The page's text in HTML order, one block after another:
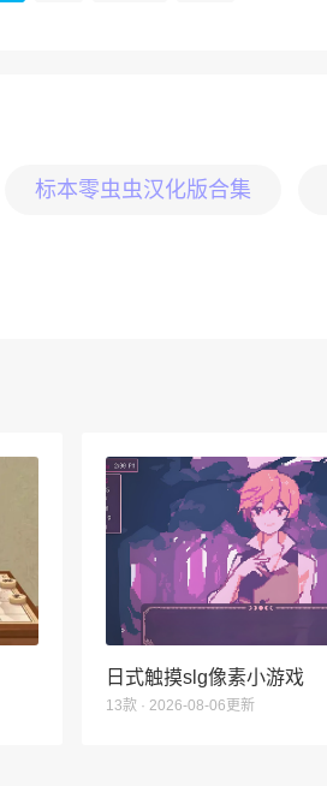
标本零虫虫汉化版合集
日式触摸slg像素小游戏
13款 · 2026-08-06更新